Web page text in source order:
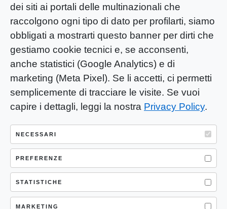
dei siti ai portali delle multinazionali che
raccolgono ogni tipo di dato per profilarti, siamo
obbligati a mostrarti questo banner per dirti che
gestiamo cookie tecnici e, se acconsenti,
anche statistici (Google Analytics) e di
marketing (Meta Pixel). Se li accetti, ci permetti
semplicemente di tracciare le visite. Se vuoi
capire i dettagli, leggi la nostra Privacy Policy.
NECESSARI
PREFERENZE
STATISTICHE
MARKETING
YOU-ng Slow Journalism è una testata
giornalistica di proprietà di Mastino S.R.L.
Registrazione presso Trib. Santa Maria
Capua Vetere (CE) n° 900 del 31/01/2025 |
ISSN 3103-4683
P.IVA: 04755530617